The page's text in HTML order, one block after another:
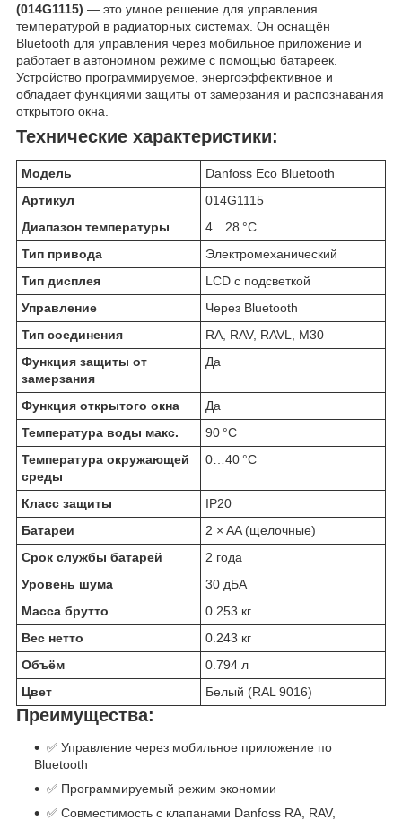
(014G1115) — это умное решение для управления
температурой в радиаторных системах. Он оснащён
Bluetooth для управления через мобильное приложение и
работает в автономном режиме с помощью батареек.
Устройство программируемое, энергоэффективное и
обладает функциями защиты от замерзания и распознавания
открытого окна.
Технические характеристики:
Модель
Danfoss Eco Bluetooth
Артикул
014G1115
Диапазон температуры
4…28 °C
Тип привода
Электромеханический
Тип дисплея
LCD с подсветкой
Управление
Через Bluetooth
Тип соединения
RA, RAV, RAVL, M30
Функция защиты от
замерзания
Да
Функция открытого окна
Да
Температура воды макс.
90 °C
Температура окружающей
среды
0…40 °C
Класс защиты
IP20
Батареи
2 × AA (щелочные)
Срок службы батарей
2 года
Уровень шума
30 дБА
Масса брутто
0.253 кг
Вес нетто
0.243 кг
Объём
0.794 л
Цвет
Белый (RAL 9016)
Преимущества:
✅ Управление через мобильное приложение по
Bluetooth
✅ Программируемый режим экономии
✅ Совместимость с клапанами Danfoss RA, RAV,